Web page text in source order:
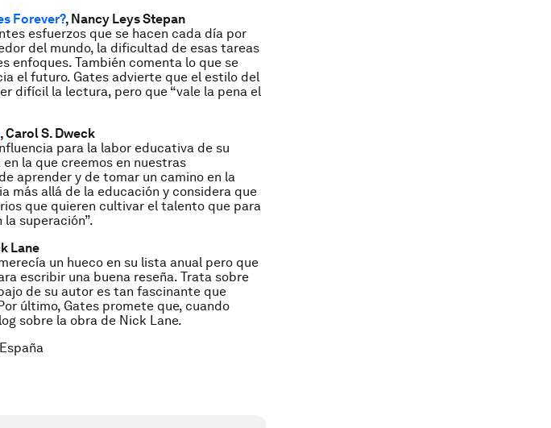
Forever?, Nancy Leys Stepan
esfuerzos que se hacen cada día por
del mundo, la dificultad de esas tareas
enfoques. También comenta lo que se
el futuro. Gates advierte que el estilo del
difícil la lectura, pero que “vale la pena el
, Carol S. Dweck
para la labor educativa de su
la que creemos en nuestras
aprender y de tomar un camino en la
más allá de la educación y considera que
que quieren cultivar el talento que para
superación”.
Lane
un hueco en su lista anual pero que
escribir una buena reseña. Trata sobre
de su autor es tan fascinante que
último, Gates promete que, cuando
sobre la obra de Nick Lane.